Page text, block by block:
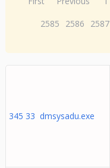
2585
2586 2587
345 33 dmsysadu.exe